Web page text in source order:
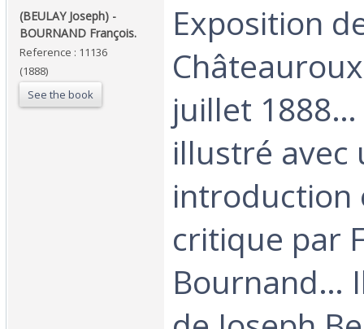
‎(BEULAY Joseph) -
BOURNAND François.‎
Reference : 11136
(1888)
See the book
‎Exposition
juillet
illustré avec
introduction
critique par
Bournand…